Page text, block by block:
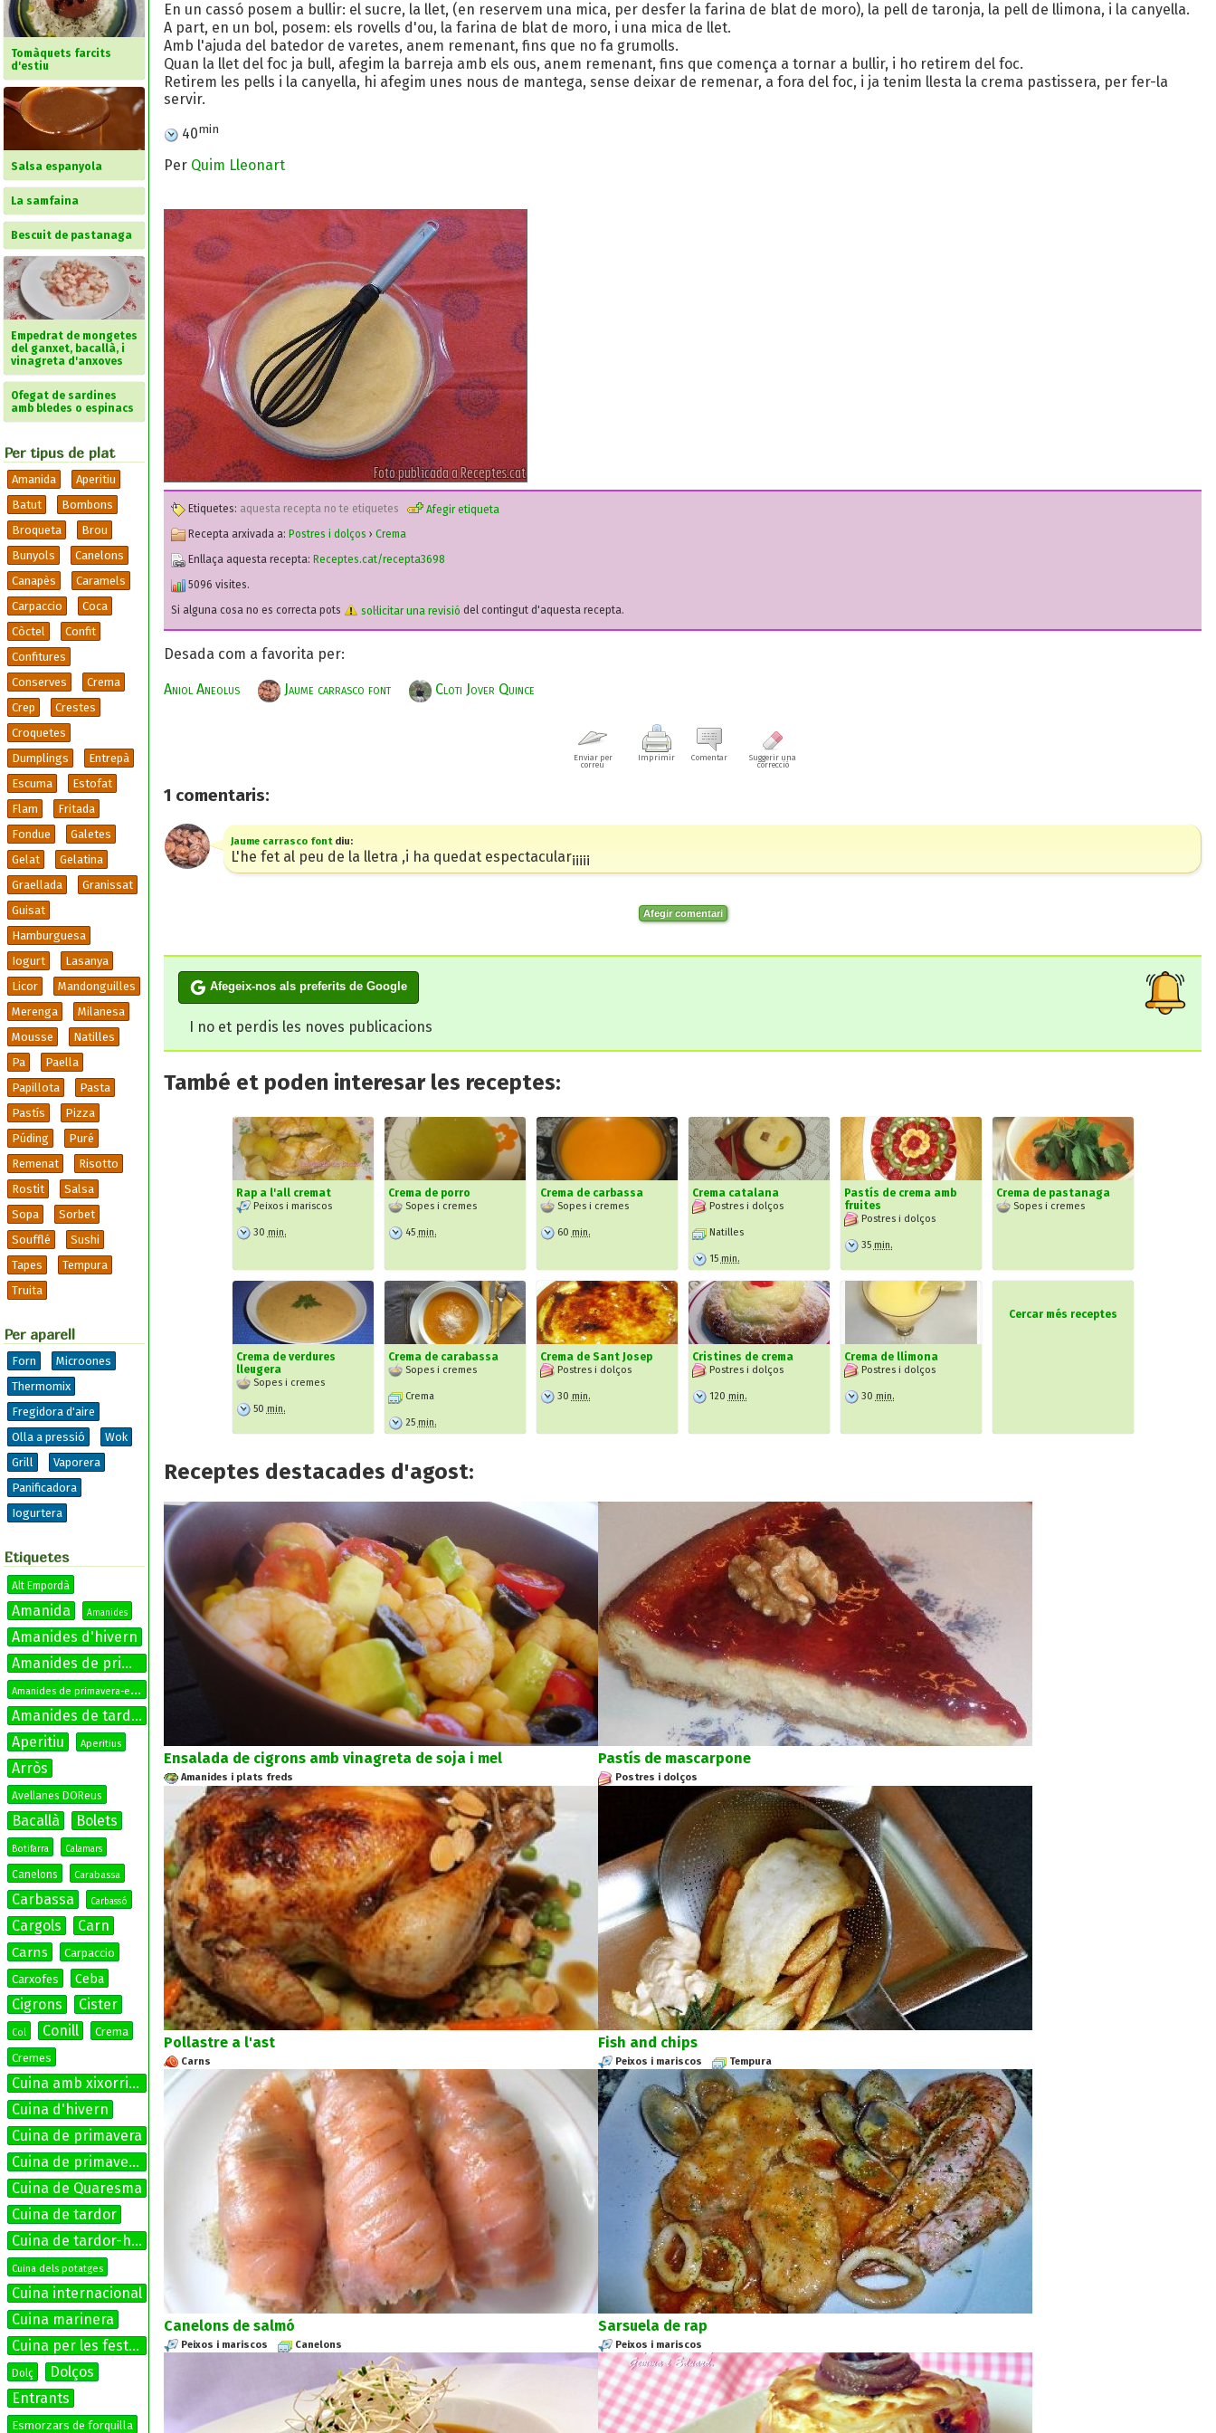
Tomàquets farcits
d'estiu
Salsa espanyola
La samfaina
Bescuit de pastanaga
Empedrat de mongetes
del ganxet, bacallà, i
vinagreta d'anxoves
Ofegat de sardines
amb bledes o espinacs
Per tipus de plat
Amanida
Aperitiu
Batut
Bombons
Broqueta
Brou
Bunyols
Canelons
Canapès
Caramels
Carpaccio
Coca
Còctel
Confit
Confitures
Conserves
Crema
Crep
Crestes
Croquetes
Dumplings
Entrepà
Escuma
Estofat
Flam
Fritada
Fondue
Galetes
Gelat
Gelatina
Graellada
Granissat
Guisat
Hamburguesa
Iogurt
Lasanya
Licor
Mandonguilles
Merenga
Milanesa
Mousse
Natilles
Pa
Paella
Papillota
Pasta
Pastís
Pizza
Púding
Puré
Remenat
Risotto
Rostit
Salsa
Sopa
Sorbet
Soufflé
Sushi
Tapes
Tempura
Truita
Per aparell
Forn
Microones
Thermomix
Fregidora d'aire
Olla a pressió
Wok
Grill
Vaporera
Panificadora
Iogurtera
Etiquetes
Alt Empordà
Amanida Amanides
Amanides d'hivern
Amanides de primavera
A
manides de primavera-estiu
Amanides de tardor
Aperitiu
Aperitius
Arròs
Avellanes DOReus
Bacallà Bolets
Botifarra Calamars
Canelons Carabassa
Carbassa Carbassó
Cargols Carn
Carns
Carpaccio
Carxofes
Ceba
Cigrons Cister
Col Conill
Crema
Cremes
Cuina amb xixorrites
Cuina d'hivern
Cuina de primavera
Cuina de primavera-estiu
Cuina de Quaresma
Cuina de tardor
Cuina de tardor-hivern
Cuina dels potatges
Cuina internacional
Cuina marinera
Cuina per les festes
Dolç
Dolços
Entrants
Esmorzars de forquilla
En un cassó posem a bullir: el sucre, la llet, (en reservem una mica, per desfer la farina de blat de moro), la pell de taronja, la pell de llimona, i la canyella.
A part, en un bol, posem: els rovells d'ou, la farina de blat de moro, i una mica de llet.
Amb l'ajuda del batedor de varetes, anem remenant, fins que no fa grumolls.
Quan la llet del foc ja bull, afegim la barreja amb els ous, anem remenant, fins que comença a tornar a bullir, i ho retirem del foc.
Retirem les pells i la canyella, hi afegim unes nous de mantega, sense deixar de remenar, a fora del foc, i ja tenim llesta la crema pastissera, per fer-la
servir.
40min
Per Quim Lleonart
Etiquetes: aquesta recepta no te etiquetes
Afegir etiqueta
Recepta arxivada a: Postres i dolços › Crema
Enllaça aquesta recepta: Receptes.cat/recepta3698
5096 visites.
Si alguna cosa no es correcta pots
sol·licitar una revisió del contingut d'aquesta recepta.
Desada com a favorita per:
Aniol Aneolus Jaume carrasco font Cloti Jover Quince
Enviar per
correu
Imprimir Comentar
Suggerir una
correcció
1 comentaris:
Jaume carrasco fontdiu:
L'he fet al peu de la lletra ,i ha quedat espectacular¡¡¡¡¡
Afegir comentari
Afegeix-nos als preferits de Google
I no et perdis les noves publicacions
També et poden interesar les receptes:
Rap a l'all cremat
Peixos i mariscos
30 min.
Crema de porro
Sopes i cremes
45 min.
Crema de carbassa
Sopes i cremes
60 min.
Crema catalana
Postres i dolços
Natilles
15 min.
Pastís de crema amb
fruites
Postres i dolços
35 min.
Crema de pastanaga
Sopes i cremes
Crema de verdures
lleugera
Sopes i cremes
50 min.
Crema de carabassa
Sopes i cremes
Crema
25 min.
Crema de Sant Josep
Postres i dolços
30 min.
Cristines de crema
Postres i dolços
120 min.
Crema de llimona
Postres i dolços
30 min.
Cercar més receptes
Receptes destacades d'agost:
Ensalada de cigrons amb vinagreta de soja i mel
Amanides i plats freds
Pastís de mascarpone
Postres i dolços
Pollastre a l'ast
Carns
Fish and chips
Peixos i mariscos Tempura
Canelons de salmó
Peixos i mariscos Canelons
Sarsuela de rap
Peixos i mariscos